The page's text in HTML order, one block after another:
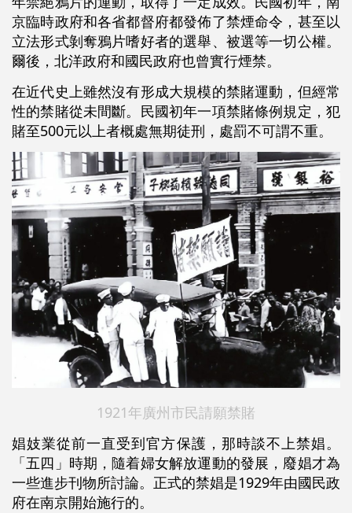
京臨時政府和各省都督府都發佈了禁煙命令，甚至以
立法形式剝奪鴉片嗜好者的選舉、被選等一切公權。
爾後，北洋政府和國民政府也曾實行煙禁。
在近代史上雖然沒有形成大規模的禁賭運動，但經常
性的禁賭從未間斷。民國初年一項禁賭條例規定，犯
賭至500元以上者概處無期徒刑，處罰不可謂不重。
1921年廣州市民請願禁賭
娼妓業從前一直受到官方保護，那時談不上禁娼。
「五四」時期，隨着婦女解放運動的發展，廢娼才為
一些進步刊物所討論。正式的禁娼是1929年由國民政
府在南京開始施行的。